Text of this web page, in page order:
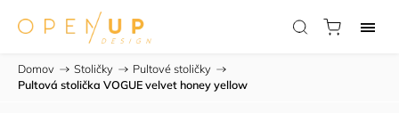
Domov / Stoličky / Pultové stoličky /
Pultová stolička VOGUE velvet honey yellow